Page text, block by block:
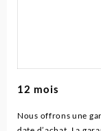
12 mois
Nous offrons une